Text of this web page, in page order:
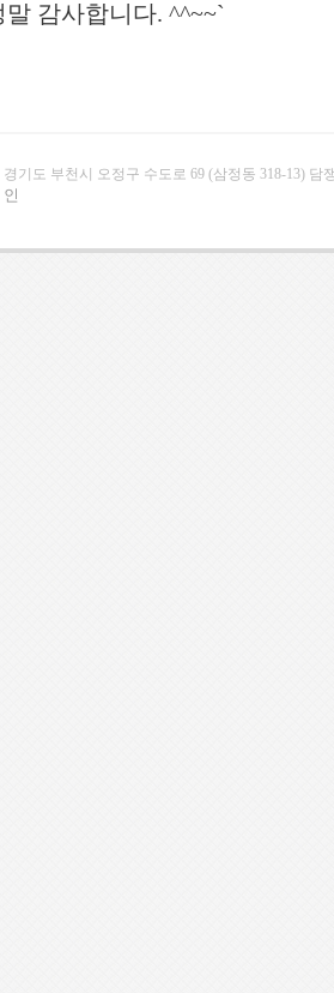
감사합니다. ^^~~`
경기도 부천시 오정구 수도로 69 (삼정동 318-13) 담
인